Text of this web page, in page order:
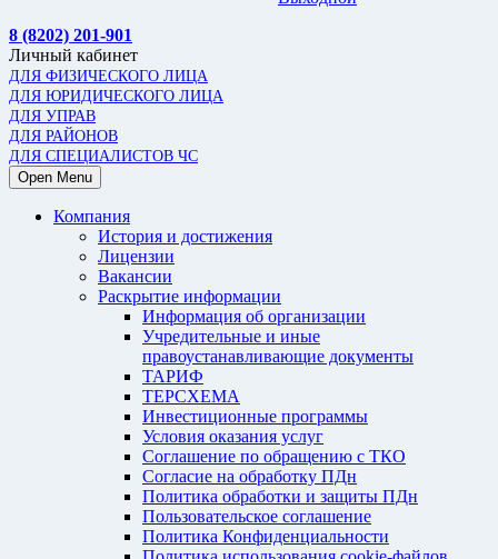
8 (8202) 201-901
Личный кабинет
ДЛЯ ФИЗИЧЕСКОГО ЛИЦА
ДЛЯ ЮРИДИЧЕСКОГО ЛИЦА
ДЛЯ УПРАВ
ДЛЯ РАЙОНОВ
ДЛЯ СПЕЦИАЛИСТОВ ЧС
Open Menu
Компания
История и достижения
Лицензии
Вакансии
Раскрытие информации
Информация об организации
Учредительные и иные
правоустанавливающие документы
ТАРИФ
ТЕРСХЕМА
Инвестиционные программы
Условия оказания услуг
Соглашение по обращению с ТКО
Согласие на обработку ПДн
Политика обработки и защиты ПДн
Пользовательское соглашение
Политика Конфиденциальности